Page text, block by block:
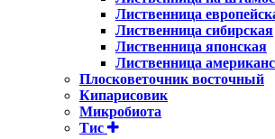
Лиственница
Лиственница сибирская
Лиственница японская
Лиственница
Плосковеточник восточный
Кипарисовик
Микробиота
Тис